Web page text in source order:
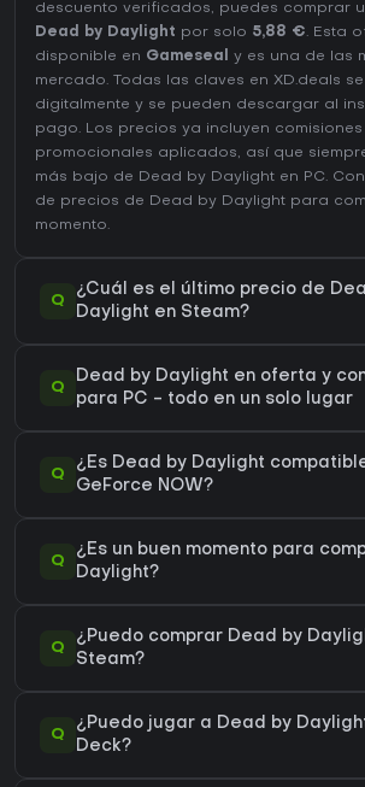
descuento verificados, puedes comprar
Dead by Daylight por solo 5,88 €. Esta
disponible en Gameseal
y es una de las
mercado. Todas las claves en XD.deals
digitalmente y se pueden descargar al
pago. Los precios ya incluyen
promocionales aplicados, así que
más bajo de Dead by Daylight en PC.
de precios de Dead by Daylight para
momento.
Q
¿Cuál es el último precio de
Daylight en Steam?
Q
Dead by Daylight en oferta y
para PC - todo en un solo lugar
Q
¿Es Dead by Daylight
GeForce NOW?
Q
¿Es un buen momento para
Daylight?
Q
¿Puedo comprar Dead by
Steam?
Q
¿Puedo jugar a Dead by
Deck?